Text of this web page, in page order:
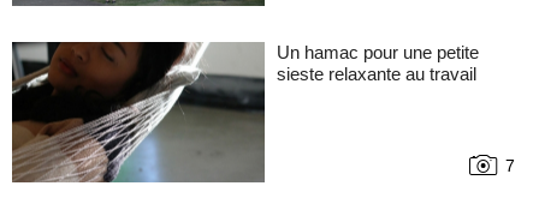
Un hamac pour une petite
sieste relaxante au travail
7